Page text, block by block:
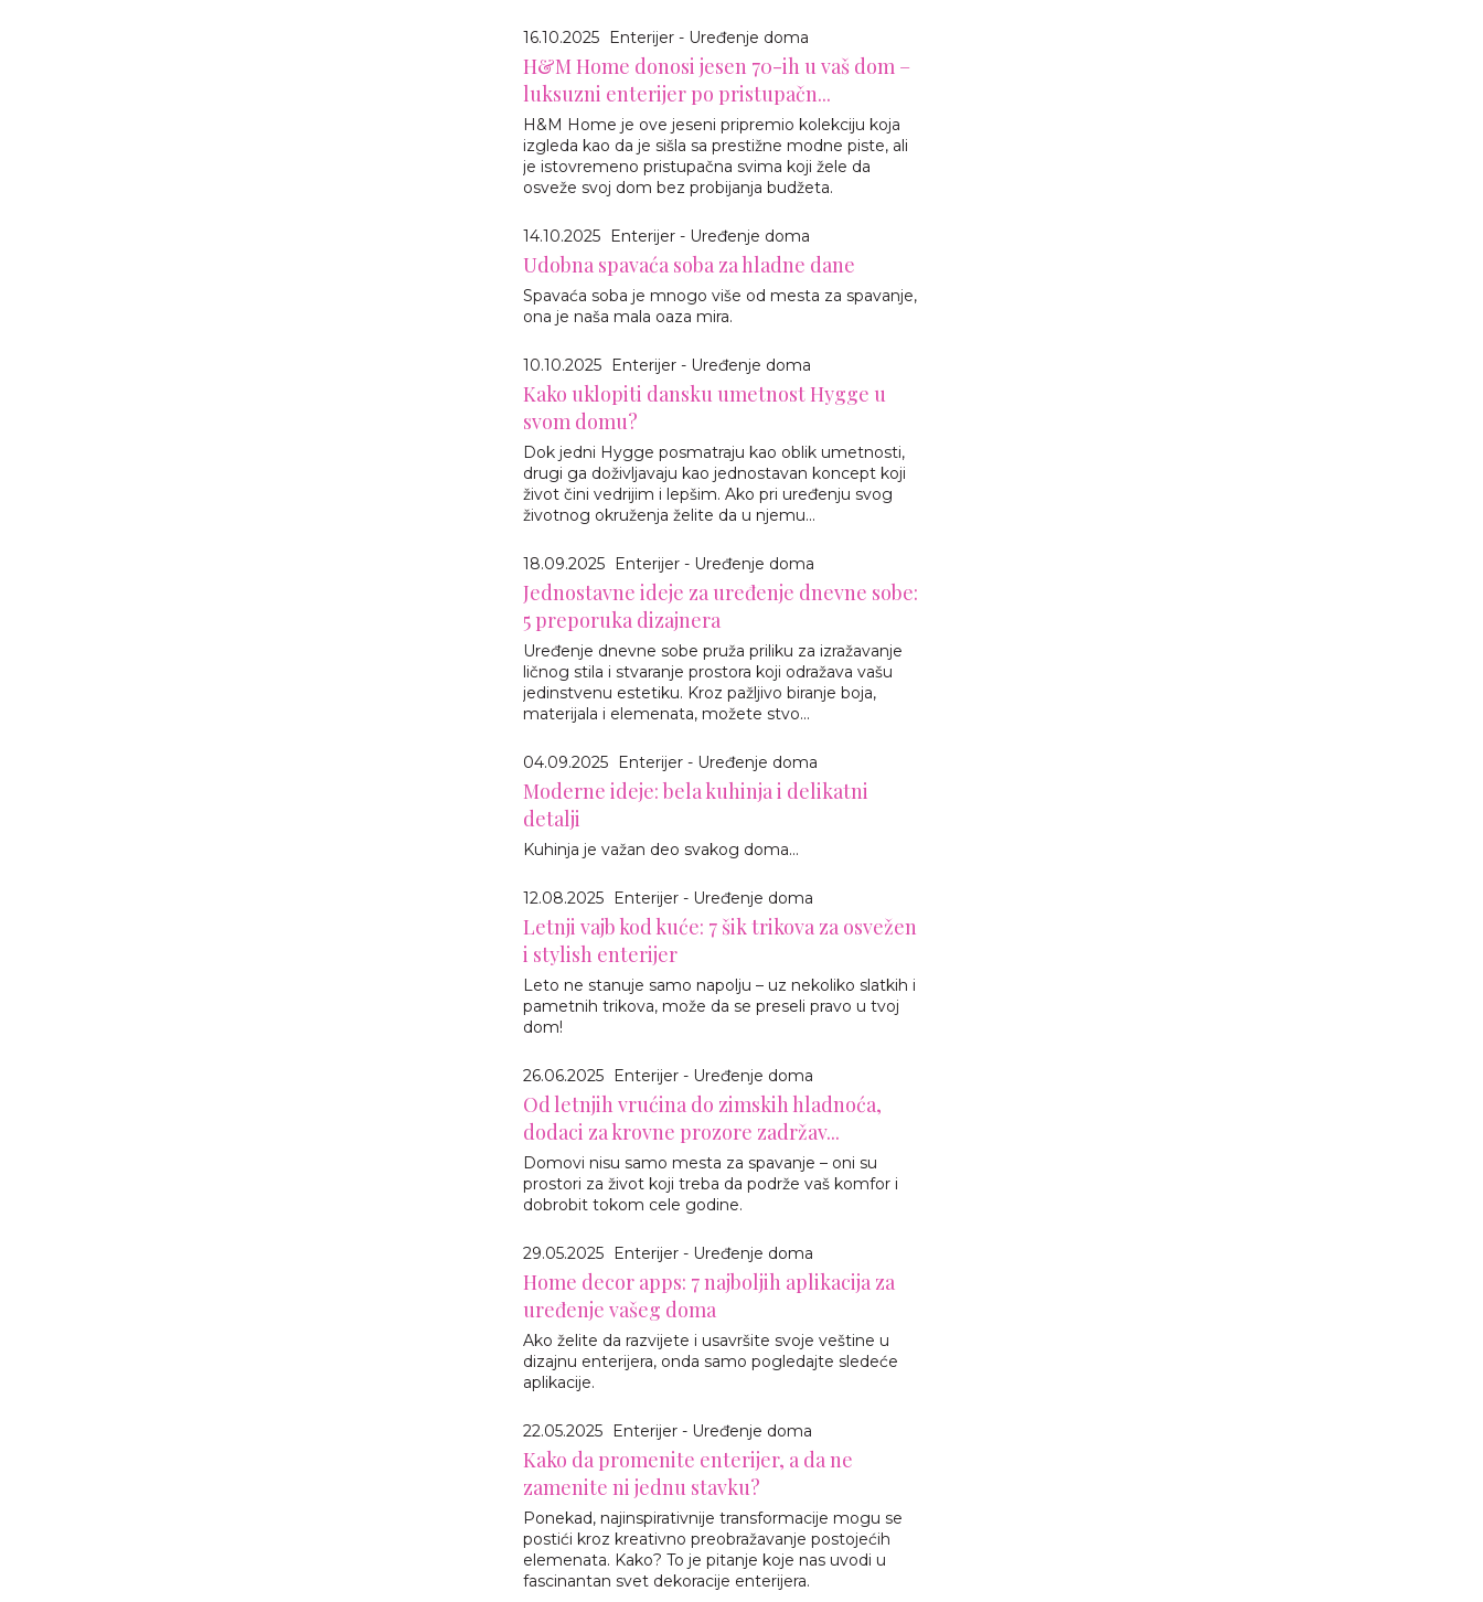
16.10.2025 Enterijer - Uređenje doma
H&M Home donosi jesen 70-ih u vaš dom –
luksuzni enterijer po pristupačn...
H&M Home je ove jeseni pripremio kolekciju koja
izgleda kao da je sišla sa prestižne modne piste, ali
je istovremeno pristupačna svima koji žele da
osveže svoj dom bez probijanja budžeta.
14.10.2025 Enterijer - Uređenje doma
Udobna spavaća soba za hladne dane
Spavaća soba je mnogo više od mesta za spavanje,
ona je naša mala oaza mira.
10.10.2025 Enterijer - Uređenje doma
Kako uklopiti dansku umetnost Hygge u
svom domu?
Dok jedni Hygge posmatraju kao oblik umetnosti,
drugi ga doživljavaju kao jednostavan koncept koji
život čini vedrijim i lepšim. Ako pri uređenju svog
životnog okruženja želite da u njemu...
18.09.2025 Enterijer - Uređenje doma
Jednostavne ideje za uređenje dnevne sobe:
5 preporuka dizajnera
Uređenje dnevne sobe pruža priliku za izražavanje
ličnog stila i stvaranje prostora koji odražava vašu
jedinstvenu estetiku. Kroz pažljivo biranje boja,
materijala i elemenata, možete stvo...
04.09.2025 Enterijer - Uređenje doma
Moderne ideje: bela kuhinja i delikatni
detalji
Kuhinja je važan deo svakog doma...
12.08.2025 Enterijer - Uređenje doma
Letnji vajb kod kuće: 7 šik trikova za osvežen
i stylish enterijer
Leto ne stanuje samo napolju – uz nekoliko slatkih i
pametnih trikova, može da se preseli pravo u tvoj
dom!
26.06.2025 Enterijer - Uređenje doma
Od letnjih vrućina do zimskih hladnoća,
dodaci za krovne prozore zadržav...
Domovi nisu samo mesta za spavanje – oni su
prostori za život koji treba da podrže vaš komfor i
dobrobit tokom cele godine.
29.05.2025 Enterijer - Uređenje doma
Home decor apps: 7 najboljih aplikacija za
uređenje vašeg doma
Ako želite da razvijete i usavršite svoje veštine u
dizajnu enterijera, onda samo pogledajte sledeće
aplikacije.
22.05.2025 Enterijer - Uređenje doma
Kako da promenite enterijer, a da ne
zamenite ni jednu stavku?
Ponekad, najinspirativnije transformacije mogu se
postići kroz kreativno preobražavanje postojećih
elemenata. Kako? To je pitanje koje nas uvodi u
fascinantan svet dekoracije enterijera.